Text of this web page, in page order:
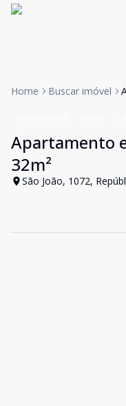
Home Buscar imóvel
Apartamento
32m²
São João, 1072,